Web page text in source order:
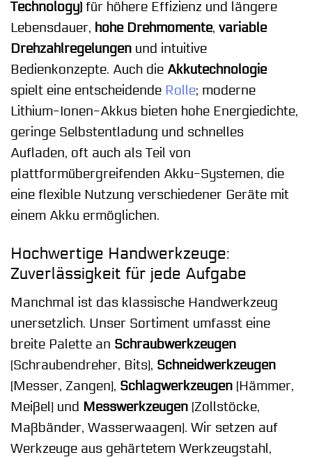
Technology) für höhere Effizienz und längere
Lebensdauer, hohe Drehmomente, variable
Drehzahlregelungen und intuitive
Bedienkonzepte. Auch die Akkutechnologie
spielt eine entscheidende Rolle; moderne
Lithium-Ionen-Akkus bieten hohe Energiedichte,
geringe Selbstentladung und schnelles
Aufladen, oft auch als Teil von
plattformübergreifenden Akku-Systemen, die
eine flexible Nutzung verschiedener Geräte mit
einem Akku ermöglichen.
Hochwertige Handwerkzeuge:
Zuverlässigkeit für jede Aufgabe
Manchmal ist das klassische Handwerkzeug
unersetzlich. Unser Sortiment umfasst eine
breite Palette an Schraubwerkzeugen
(Schraubendreher, Bits), Schneidwerkzeugen
(Messer, Zangen), Schlagwerkzeugen (Hämmer,
Meißel) und Messwerkzeugen (Zollstöcke,
Maßbänder, Wasserwaagen). Wir setzen auf
Werkzeuge aus gehärtetem Werkzeugstahl,